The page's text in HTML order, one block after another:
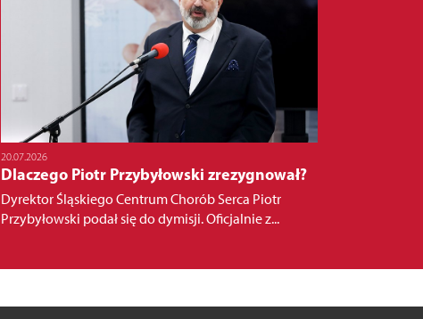
20.07.2026
Dlaczego Piotr Przybyłowski zrezygnował?
Dyrektor Śląskiego Centrum Chorób Serca Piotr
Przybyłowski podał się do dymisji. Oficjalnie z...